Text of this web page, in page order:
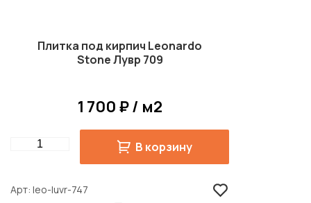
Плитка под кирпич Leonardo
Stone Лувр 709
1 700 ₽ / м2
Quantity В корзину
Арт leo-luvr-747